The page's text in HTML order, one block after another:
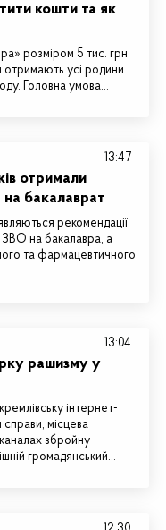
кошти та як
розміром 5 тис. грн
отримають усі родини
Головна умова…
отримали
бакалаврат
рекомендації
ЗВО на бакалавра, а
та фармацевтичного
13:47
рашизму у
інтернет-
справи, місцева
збройну
громадянський…
13:04